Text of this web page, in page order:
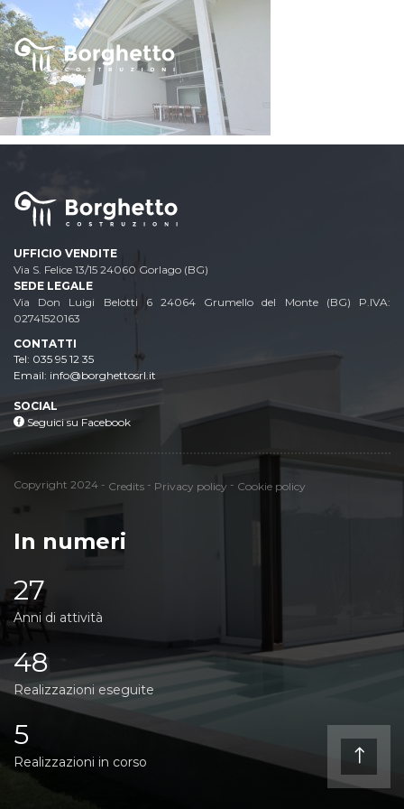
UFFICIO VENDITE
Via S. Felice 13/15 24060 Gorlago (BG)
SEDE LEGALE
Via Don Luigi Belotti 6 24064 Grumello del Monte (BG) P.IVA:
02741520163
CONTATTI
035 95 12 35
Email: info@borghettosrl.it
Email: info@borghettosrl.it
SOCIAL
Seguici su Facebook
Seguici su Facebook
Copyright 2024 - Credits - Privacy policy - Cookie policy
In numeri
27
Anni di attività
48
Realizzazioni eseguite
5
Realizzazioni in corso